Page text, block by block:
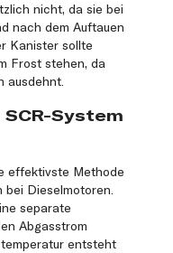
nicht, da sie bei
nach dem Auftauen
Kanister sollte
Frost stehen, da
ausdehnt.
System
effektivste Methode
bei Dieselmotoren.
separate
Abgasstrom
entsteht